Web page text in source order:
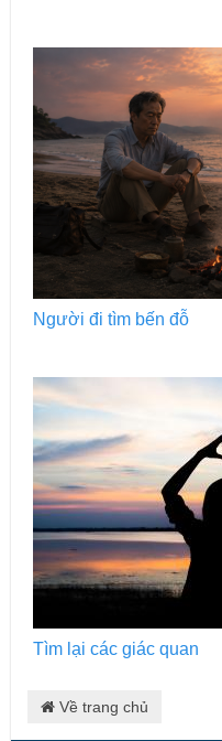
Người đi tìm bến đỗ
Tìm lại các giác quan
Về trang chủ